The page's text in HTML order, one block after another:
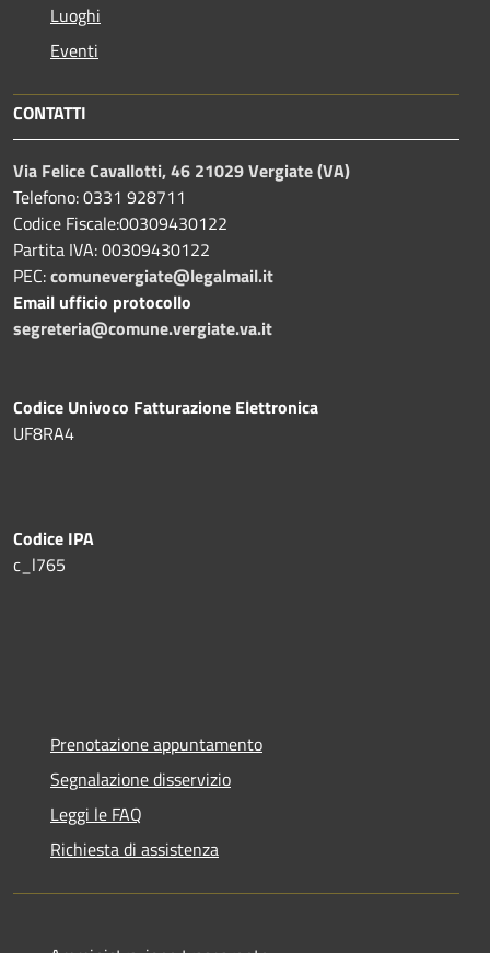
Luoghi
Eventi
CONTATTI
Via Felice Cavallotti, 46 21029 Vergiate (VA)
Telefono: 0331 928711
Codice Fiscale:00309430122
Partita IVA: 00309430122
PEC:comunevergiate@legalmail.it
Email ufficio protocollo
segreteria@comune.vergiate.va.it
Codice Univoco Fatturazione Elettronica
UF8RA4
Codice IPA
c_l765
Prenotazione appuntamento
Segnalazione disservizio
Leggi le FAQ
Richiesta di assistenza